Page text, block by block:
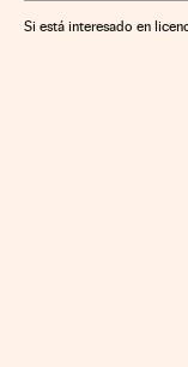
Si está interesado en